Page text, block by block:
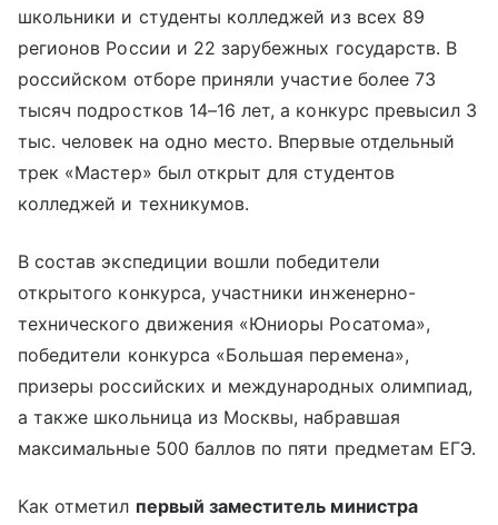
школьники и студенты колледжей из всех 89
регионов России и 22 зарубежных государств. В
российском отборе приняли участие более 73
тысяч подростков 14–16 лет, а конкурс превысил 3
тыс. человек на одно место. Впервые отдельный
трек «Мастер» был открыт для студентов
колледжей и техникумов.
В состав экспедиции вошли победители
открытого конкурса, участники инженерно-
технического движения «Юниоры Росатома»,
победители конкурса «Большая перемена»,
призеры российских и международных олимпиад,
а также школьница из Москвы, набравшая
максимальные 500 баллов по пяти предметам ЕГЭ.
Как отметил первый заместитель министра